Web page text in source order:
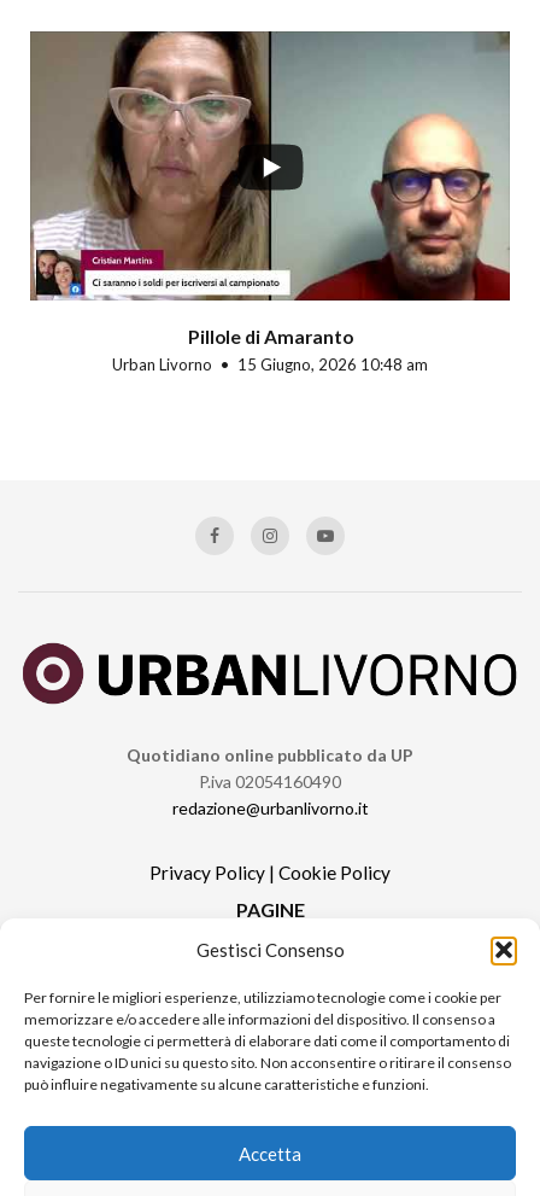
Gestisci Consenso
Per fornire le migliori esperienze, utilizziamo tecnologie come i cookie per
memorizzare e/o accedere alle informazioni del dispositivo. Il consenso a
queste tecnologie ci permetterà di elaborare dati come il comportamento di
navigazione o ID unici su questo sito. Non acconsentire o ritirare il consenso
può influire negativamente su alcune caratteristiche e funzioni.
Accetta
Pillole di Amaranto
Urban Livorno 15 Giugno, 2026 10:48 am
Quotidiano online pubblicato da UP
P.iva 02054160490
redazione@urbanlivorno.it
Privacy Policy | Cookie Policy
PAGINE
Redazione
Contatti
Pubblicità
Sitemap
RUBRICHE